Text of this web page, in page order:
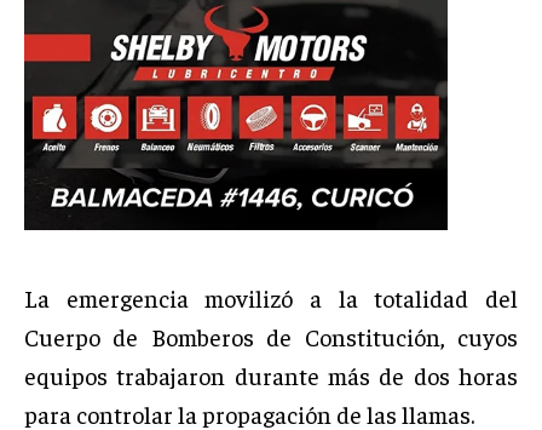
La emergencia movilizó a la totalidad del
Cuerpo de Bomberos de Constitución, cuyos
equipos trabajaron durante más de dos horas
para controlar la propagación de las llamas.